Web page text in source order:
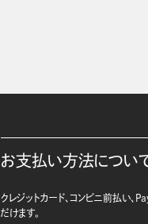
お支払い方法につい
クレジットカード、コンビニ前払い
だけます。